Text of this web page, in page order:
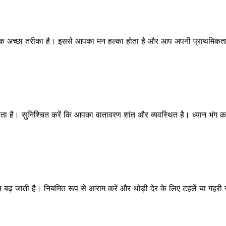
तरीका है। इससे आपका मन हल्का होता है और आप अपनी
है। सुनिश्चित करें कि आपका वातावरण शांत और व्यवस्थित है। ध्यान
जाती है। नियमित रूप से आराम करें और थोड़ी देर के लिए टहलें या